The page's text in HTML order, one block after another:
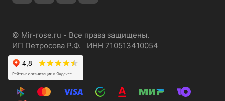
© Mir-rose.ru - Все права защищены.
ИП Петросова Р.Ф. ИНН 710513410054